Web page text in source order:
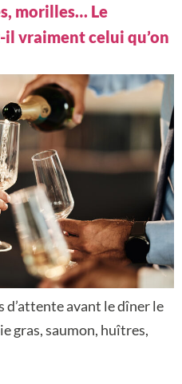
morilles… Le
vraiment celui qu’on
d’attente avant le dîner le
gras, saumon, huîtres,